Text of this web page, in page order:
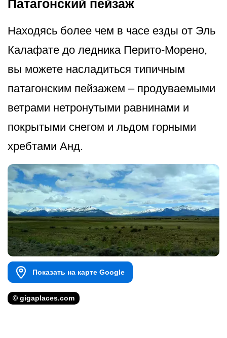
Патагонский пейзаж
Находясь более чем в часе езды от Эль
Калафате до ледника Перито-Морено,
вы можете насладиться типичным
патагонским пейзажем – продуваемыми
ветрами нетронутыми равнинами и
покрытыми снегом и льдом горными
хребтами Анд.
Показать на карте Google
© gigaplaces.com